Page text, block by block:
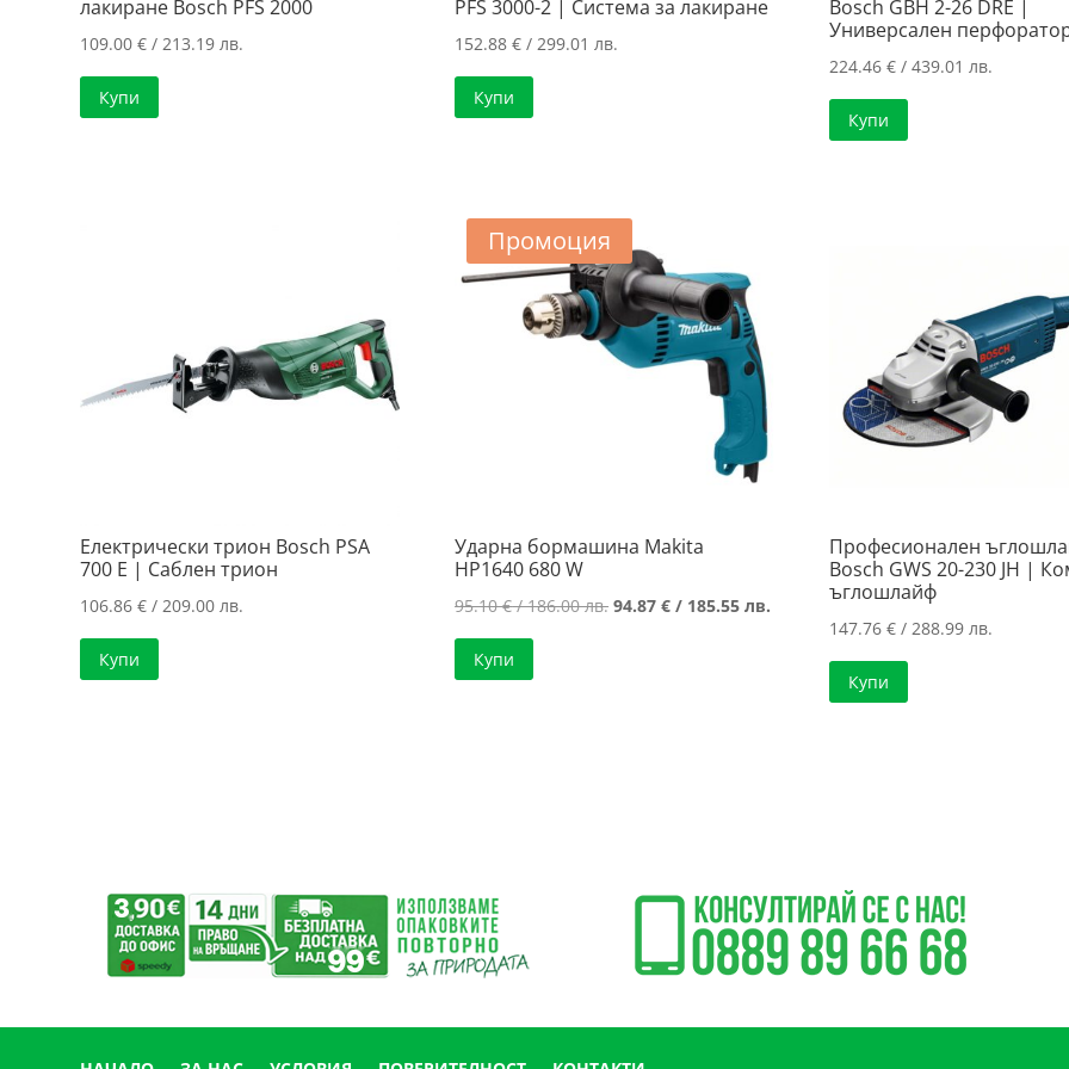
лакиране Bosch PFS 2000
109.00€ / 213.19 лв.
Купи
PFS 3000-2 | Система за лакиране
152.88€ / 299.01 лв.
Купи
Bosch GBH 2-26 DRE |
Универсален
224.46 €/ 439.01 лв.
Купи
Електрически трион Bosch PSA
700 E | Саблен трион
106.86€ / 209.00 лв.
Купи
Промоция
Ударна бормашина Makita
HP1640 680 W
95.10€/ 186.00 лв. Original
94.87€ / 185.55 лв. Текущата
Купи
Професионален
Bosch GWS 20-230 JH |
ъглошлайф
147.76 €/ 288.99 лв.
Купи